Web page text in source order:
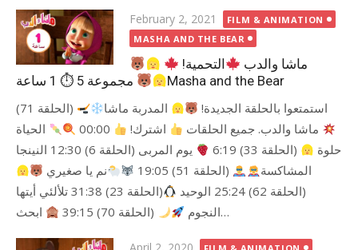
Posted
on
February 2, 2021
FILM & ANIMATION
MASHA AND THE BEAR
ماشا والدب
التحمية!
Masha and the Bear
استمتعوا بالحلقة الجديدة!
المدربة ماشا
(الحلقة 71)
ماشا والدب. جميع الحلقات
اشترك!
الحياة
حلوة
(الحلقة 33) 6:19
يوم المربى (الحلقة 6) 12:30 النينجا
المشاكسة
(الحلقة 51) 19:05
نم يا صغيري
(الحلقة 62) 25:24 الوحيد
(الحلقة 23) 31:38 تلألئي أيتها
النجوم
(الحلقة 70) 39:15 ابحث…
Posted